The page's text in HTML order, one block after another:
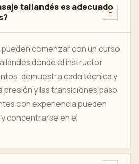
tailandés es adecuado
comenzar con un curso
donde el instructor
demuestra cada técnica y
presión y las transiciones paso
con experiencia pueden
concentrarse en el